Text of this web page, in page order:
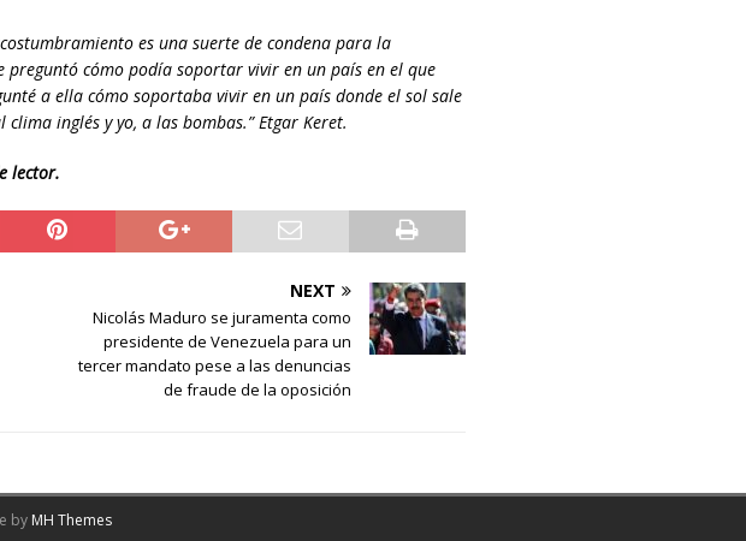
es una suerte de condena para la
cómo podía soportar vivir en un país en el que
a ella cómo soportaba vivir en un país donde el sol sale
inglés y yo, a las bombas.” Etgar Keret.
lector.
NEXT
Nicolás Maduro se juramenta como
presidente de Venezuela para un
tercer mandato pese a las denuncias
de fraude de la oposición
by MH Themes